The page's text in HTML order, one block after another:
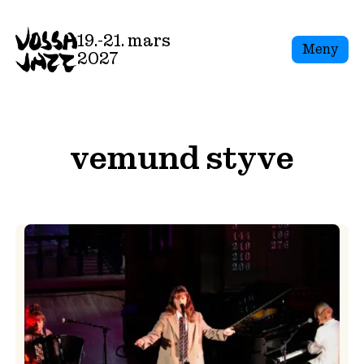
to
content
19.-21. mars
2027
Meny
vemund styve